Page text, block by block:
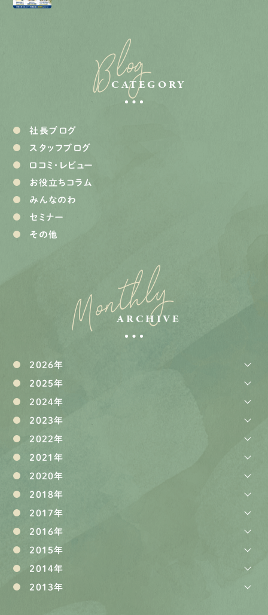
Blog
CATEGORY
社長ブログ
スタッフブログ
口コミ・レビュー
お役立ちコラム
みんなのわ
セミナー
その他
Monthly
ARCHIVE
2026年
2025年
2024年
2023年
2022年
2021年
2020年
2018年
2017年
2016年
2015年
2014年
2013年